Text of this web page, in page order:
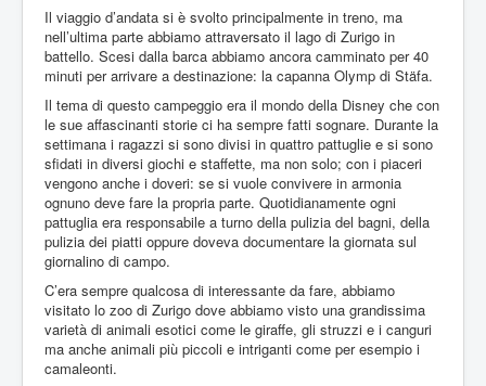
Il viaggio d’andata si è svolto principalmente in treno, ma
nell’ultima parte abbiamo attraversato il lago di Zurigo in
battello. Scesi dalla barca abbiamo ancora camminato per 40
minuti per arrivare a destinazione: la capanna Olymp di Stäfa.
Il tema di questo campeggio era il mondo della Disney che con
le sue affascinanti storie ci ha sempre fatti sognare. Durante la
settimana i ragazzi si sono divisi in quattro pattuglie e si sono
sfidati in diversi giochi e staffette, ma non solo; con i piaceri
vengono anche i doveri: se si vuole convivere in armonia
ognuno deve fare la propria parte. Quotidianamente ogni
pattuglia era responsabile a turno della pulizia del bagni, della
pulizia dei piatti oppure doveva documentare la giornata sul
giornalino di campo.
C’era sempre qualcosa di interessante da fare, abbiamo
visitato lo zoo di Zurigo dove abbiamo visto una grandissima
varietà di animali esotici come le giraffe, gli struzzi e i canguri
ma anche animali più piccoli e intriganti come per esempio i
camaleonti.